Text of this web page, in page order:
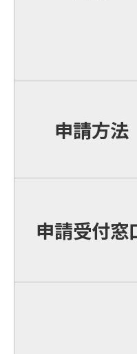
申請方法
申請受付窓